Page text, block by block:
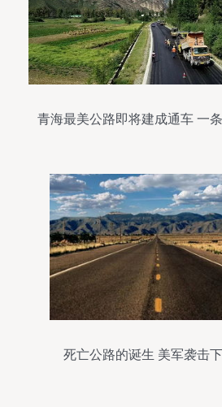
青海最美公路即将建成通车 一
死亡公路的诞生 美军袭击